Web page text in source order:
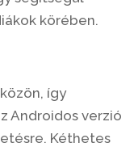
körében.
így
Androidos verzió
Kéthetes